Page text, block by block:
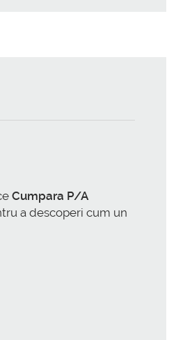
Cumpara P/A
a descoperi cum un